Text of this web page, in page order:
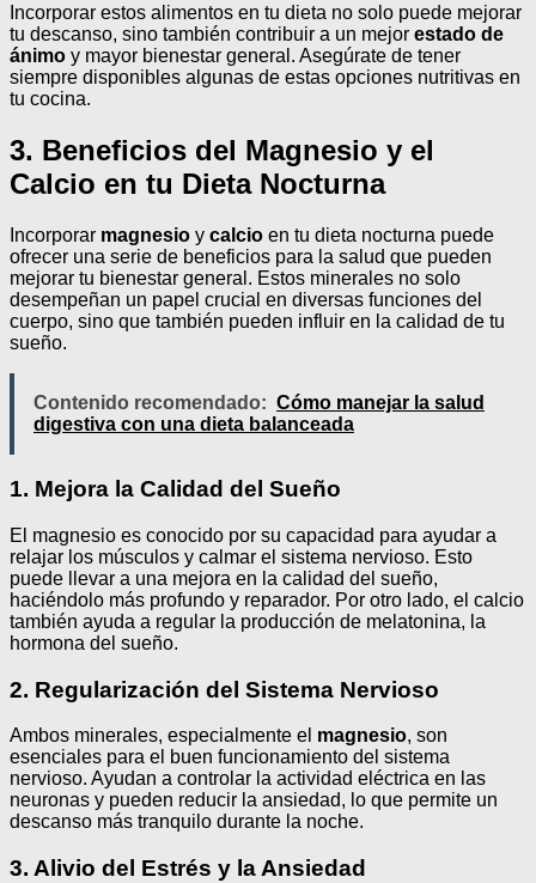
Incorporar estos alimentos en tu dieta no solo puede mejorar
tu descanso, sino también contribuir a un mejor estado de
ánimo y mayor bienestar general. Asegúrate de tener
siempre disponibles algunas de estas opciones nutritivas en
tu cocina.
3. Beneficios del Magnesio y el
Calcio en tu Dieta Nocturna
Incorporar magnesio y calcio en tu dieta nocturna puede
ofrecer una serie de beneficios para la salud que pueden
mejorar tu bienestar general. Estos minerales no solo
desempeñan un papel crucial en diversas funciones del
cuerpo, sino que también pueden influir en la calidad de tu
sueño.
Contenido recomendado: Cómo manejar la salud
digestiva con una dieta balanceada
1. Mejora la Calidad del Sueño
El magnesio es conocido por su capacidad para ayudar a
relajar los músculos y calmar el sistema nervioso. Esto
puede llevar a una mejora en la calidad del sueño,
haciéndolo más profundo y reparador. Por otro lado, el calcio
también ayuda a regular la producción de melatonina, la
hormona del sueño.
2. Regularización del Sistema Nervioso
Ambos minerales, especialmente el magnesio, son
esenciales para el buen funcionamiento del sistema
nervioso. Ayudan a controlar la actividad eléctrica en las
neuronas y pueden reducir la ansiedad, lo que permite un
descanso más tranquilo durante la noche.
3. Alivio del Estrés y la Ansiedad